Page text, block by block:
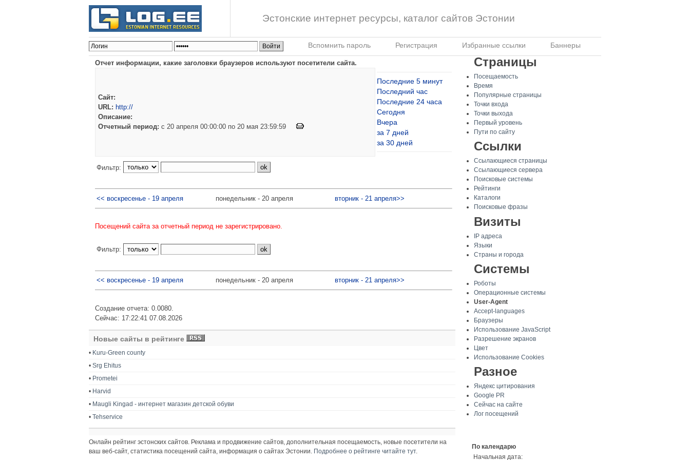
Эстонские интернет ресурсы, каталог сайтов Эстонии
Вспомнить пароль Регистрация Избранные ссылки Баннеры
Отчет информации, какие заголовки браузеров используют посетители сайта.
Сайт:
URL: http://
Описание:
Отчетный период: c 20 апреля 00:00:00 по 20 мая 23:59:59
Последние 5 минут
Последний час
Последние 24 часа
Сегодня
Вчера
за 7 дней
за 30 дней
Фильтр:
<< воскресенье - 19 апреля понедельник - 20 апреля вторник - 21 апреля>>
Посещений сайта за отчетный период не зарегистрировано.
Фильтр:
<< воскресенье - 19 апреля понедельник - 20 апреля вторник - 21 апреля>>
Создание отчета: 0.0080.
Сейчас: 17:22:41 07.08.2026
Новые сайты в рейтинге
• Kuru-Green county
• Srg Ehitus
• Prometei
• Harvid
• Maugli Kingad - интернет магазин детской обуви
• Tehservice
Онлайн рейтинг эстонских сайтов. Реклама и продвижение сайтов, дополнительная посещаемость, новые посетители на
ваш веб-сайт, статистика посещений сайта, информация о сайтах Эстонии. Подробнее о рейтинге читайте тут.
Страницы
Посещаемость
Время
Популярные страницы
Точки входа
Точки выхода
Первый уровень
Пути по сайту
Ссылки
Ссылающиеся страницы
Ссылающиеся сервера
Поисковые системы
Рейтинги
Каталоги
Поисковые фразы
Визиты
IP адреса
Языки
Страны и города
Системы
Роботы
Операционные системы
User-Agent
Accept-languages
Браузеры
Использование JavaScript
Разрешение экранов
Цвет
Использование Cookies
Разное
Яндекс цитирования
Google PR
Сейчас на сайте
Лог посещений
По календарю
Начальная дата: